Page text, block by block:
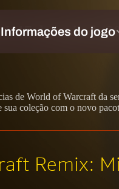
17 de maio de
de World of Warcraft da
sua coleção com o novo
Remix: